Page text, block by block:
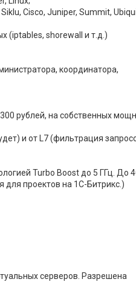
Cisco, Juniper, Summit,
(iptables, shorewall и т.д.)
координатора,
рублей, на собственных
и от L7 (фильтрация
Turbo Boost до 5 ГГц. До
для проектов на 1С-Битрикс.)
серверов. Разрешена